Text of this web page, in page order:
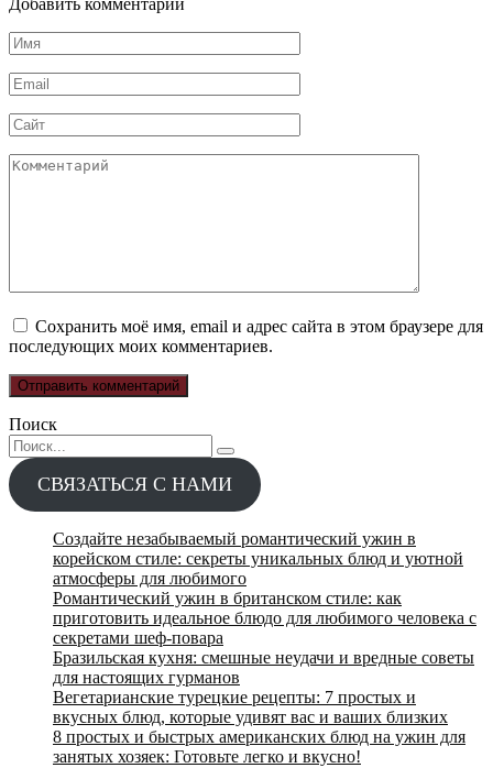
Добавить комментарий
Имя
*
Email
*
Сайт
Комментарий
Сохранить моё имя, email и адрес сайта в этом браузере для
последующих моих комментариев.
Поиск
Search
for:
СВЯЗАТЬСЯ С НАМИ
Создайте незабываемый романтический ужин в
корейском стиле: секреты уникальных блюд и уютной
атмосферы для любимого
Романтический ужин в британском стиле: как
приготовить идеальное блюдо для любимого человека с
секретами шеф-повара
Бразильская кухня: смешные неудачи и вредные советы
для настоящих гурманов
Вегетарианские турецкие рецепты: 7 простых и
вкусных блюд, которые удивят вас и ваших близких
8 простых и быстрых американских блюд на ужин для
занятых хозяек: Готовьте легко и вкусно!